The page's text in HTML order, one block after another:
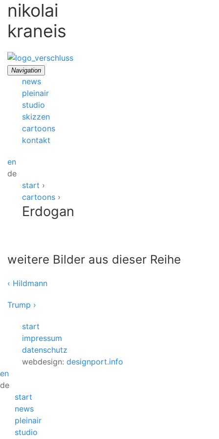
nikolai
kraneis
Navigation
news
pleinair
studio
skizzen
cartoons
kontakt
en
de
start ›
cartoons ›
Erdogan
weitere Bilder aus dieser Reihe
‹ Hildmann
Trump ›
start
impressum
datenschutz
webdesign: designport.info
en
de
start
news
pleinair
studio